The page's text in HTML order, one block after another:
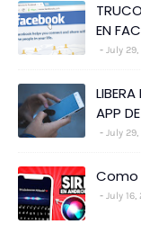
EN
July
APP
July
Como
July 16,